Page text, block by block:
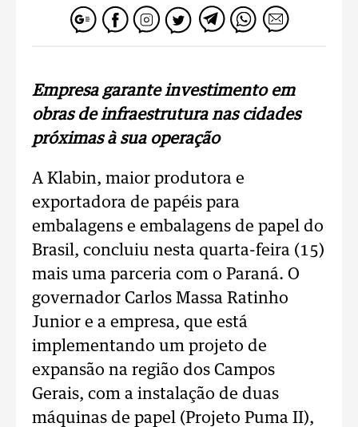
Empresa garante investimento em
obras de infraestrutura nas cidades
próximas à sua operação
A Klabin, maior produtora e
exportadora de papéis para
embalagens e embalagens de papel do
Brasil, concluiu nesta quarta-feira (15)
mais uma parceria com o Paraná. O
governador Carlos Massa Ratinho
Junior e a empresa, que está
implementando um projeto de
expansão na região dos Campos
Gerais, com a instalação de duas
máquinas de papel (Projeto Puma II),